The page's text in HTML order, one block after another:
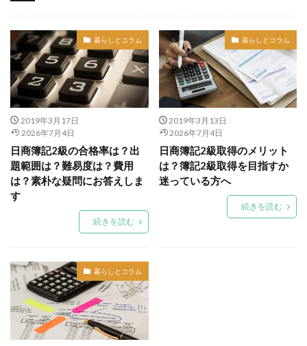
-
暮らしとコラム
2019年3月17日
2026年7月4日
日商簿記2級の合格率は？出
題範囲は？難易度は？費用
は？素朴な疑問にお答えしま
す
続きを読む
暮らしとコラム
2019年3月13日
2026年7月4日
日商簿記2級取得のメリット
は？簿記2級取得を目指すか
迷っている方へ
続きを読む
暮らしとコラム